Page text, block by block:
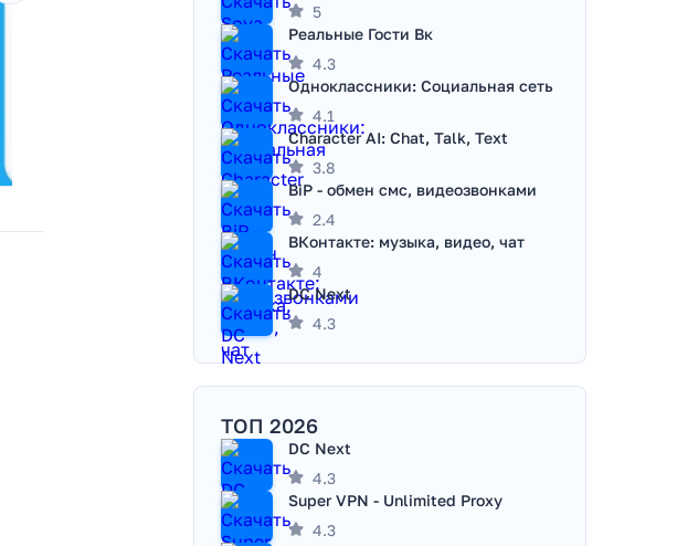
5
Реальные Гости Вк
4.3
Одноклассники: Социальная сеть
4.1
Character AI: Chat, Talk, Text
3.8
BiP - обмен смс, видеозвонками
2.4
ВКонтакте: музыка, видео, чат
4
DC Next
4.3
ТОП 2026
DC Next
4.3
Super VPN - Unlimited Proxy
4.3